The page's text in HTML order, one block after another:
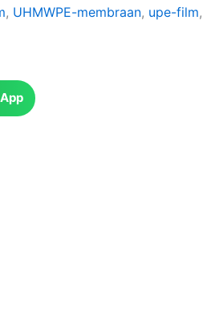
, UHMWPE-membraan, upe-film,